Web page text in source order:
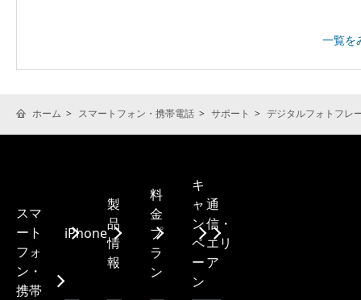
一覧を
ホーム スマートフォン・携帯電話 サポート デジタルフォトフレ
スマ
ート
フォ
ン・
携帯
iPhone
製
品
情
報
料
金
プ
ラ
ン
キ
ャ
ン
ペ
ー
ン
通
信・
エリ
ア